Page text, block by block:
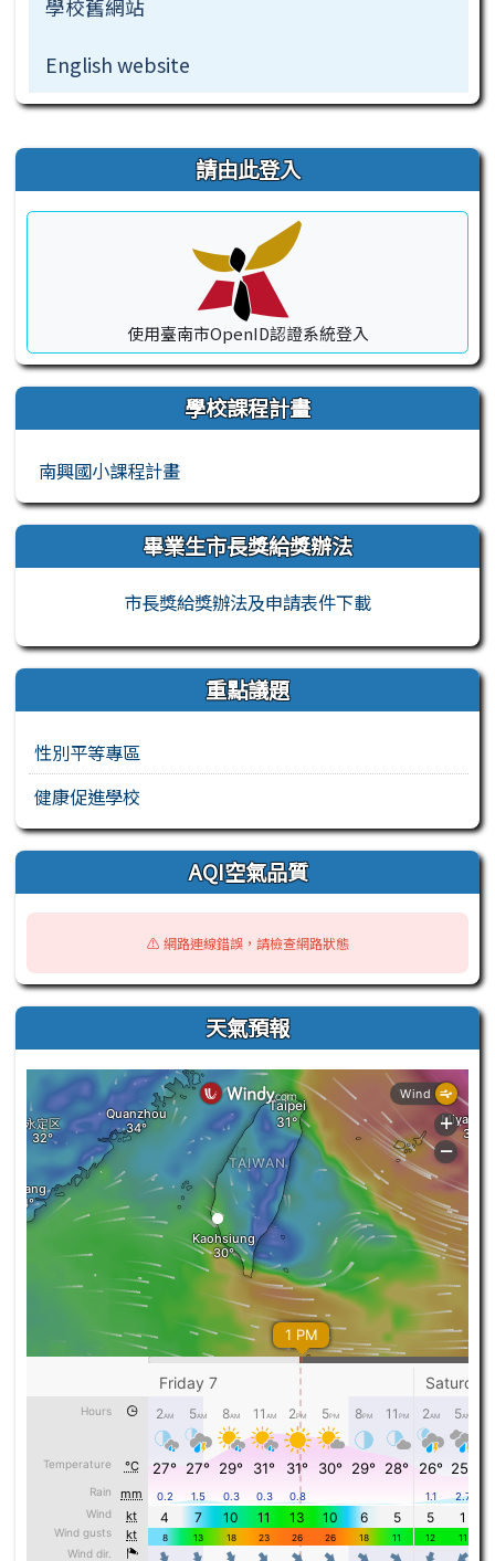
學校舊網站
English website
右邊區域內容 請由此登入
使用臺南市OpenID認證系統登入
學校課程計畫
南興國小課程計畫
畢業生市長獎給獎辦法
市長獎給獎辦法及申請表件下載
重點議題
性別平等專區
健康促進學校
AQI空氣品質
⚠️ 網路連線錯誤，請檢查網路狀態
天氣預報